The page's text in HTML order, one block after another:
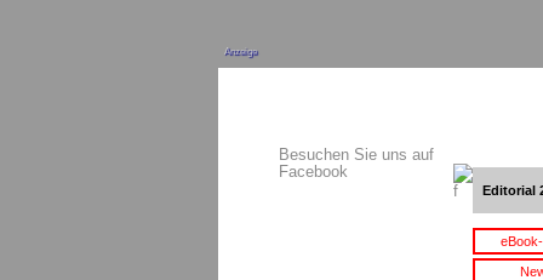
Anzeige
Besuchen Sie uns auf
Facebook
Editorial